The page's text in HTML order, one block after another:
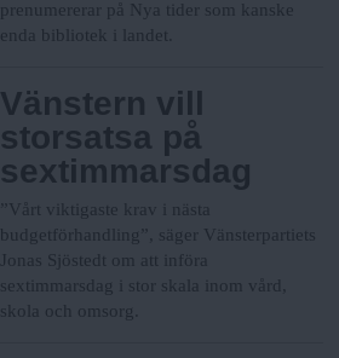
prenumererar på Nya tider som kanske
enda bibliotek i landet.
Vänstern vill
storsatsa på
sextimmarsdag
”Vårt viktigaste krav i nästa
budgetförhandling”, säger Vänsterpartiets
Jonas Sjöstedt om att införa
sextimmarsdag i stor skala inom vård,
skola och omsorg.